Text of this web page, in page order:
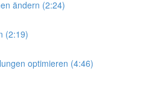
ändern (2:24)
(2:19)
optimieren (4:46)